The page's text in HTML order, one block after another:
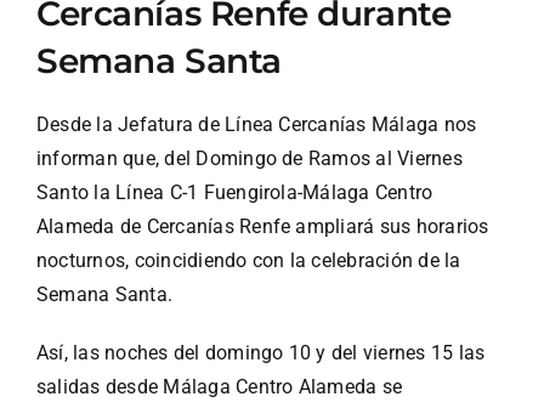
Cercanías Renfe durante
Semana Santa
Desde la Jefatura de Línea Cercanías Málaga nos
informan que, del Domingo de Ramos al Viernes
Santo la Línea C-1 Fuengirola-Málaga Centro
Alameda de Cercanías Renfe ampliará sus horarios
nocturnos, coincidiendo con la celebración de la
Semana Santa.
Así, las noches del domingo 10 y del viernes 15 las
salidas desde Málaga Centro Alameda se